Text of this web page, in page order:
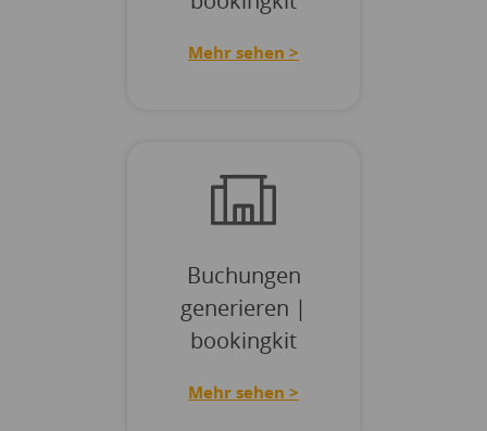
Mehr sehen >
Buchungen
generieren |
bookingkit
Mehr sehen >